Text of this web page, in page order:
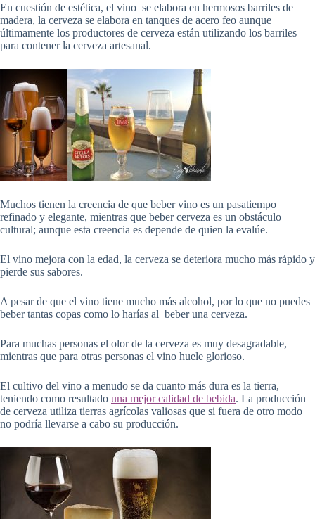
En cuestión de estética, el vino se elabora en hermosos barriles de
madera, la cerveza se elabora en tanques de acero feo aunque
últimamente los productores de cerveza están utilizando los barriles
para contener la cerveza artesanal.
Muchos tienen la creencia de que beber vino es un pasatiempo
refinado y elegante, mientras que beber cerveza es un obstáculo
cultural; aunque esta creencia es depende de quien la evalúe.
El vino mejora con la edad, la cerveza se deteriora mucho más rápido y
pierde sus sabores.
A pesar de que el vino tiene mucho más alcohol, por lo que no puedes
beber tantas copas como lo harías al beber una cerveza.
Para muchas personas el olor de la cerveza es muy desagradable,
mientras que para otras personas el vino huele glorioso.
El cultivo del vino a menudo se da cuanto más dura es la tierra,
teniendo como resultado una mejor calidad de bebida. La producción
de cerveza utiliza tierras agrícolas valiosas que si fuera de otro modo
no podría llevarse a cabo su producción.